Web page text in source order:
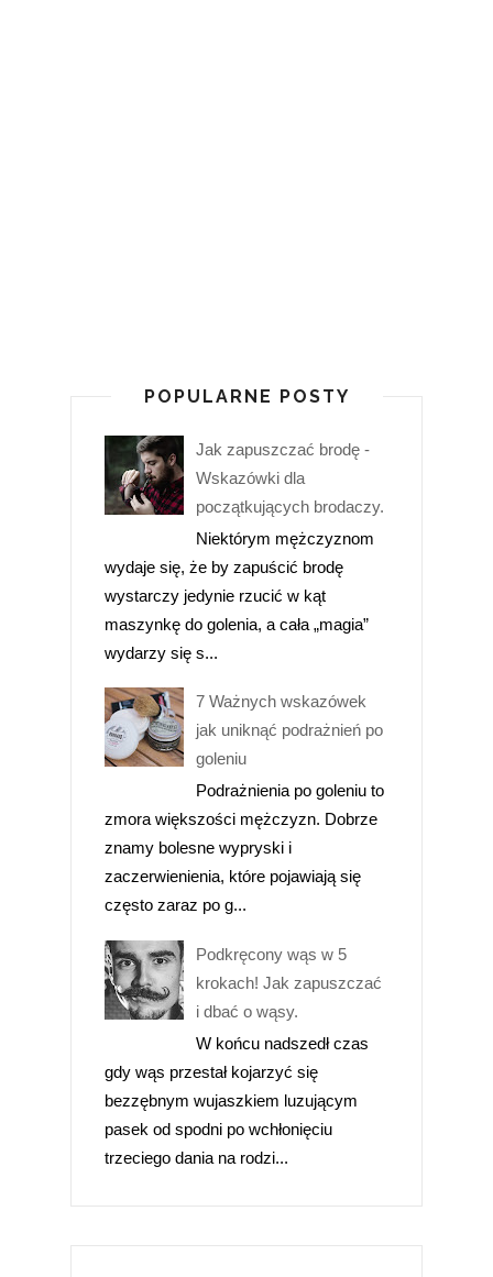
POPULARNE POSTY
Jak zapuszczać brodę -
Wskazówki dla
początkujących brodaczy.
Niektórym mężczyznom
wydaje się, że by zapuścić brodę
wystarczy jedynie rzucić w kąt
maszynkę do golenia, a cała „magia”
wydarzy się s...
7 Ważnych wskazówek
jak uniknąć podrażnień po
goleniu
Podrażnienia po goleniu to
zmora większości mężczyzn. Dobrze
znamy bolesne wypryski i
zaczerwienienia, które pojawiają się
często zaraz po g...
Podkręcony wąs w 5
krokach! Jak zapuszczać
i dbać o wąsy.
W końcu nadszedł czas
gdy wąs przestał kojarzyć się
bezzębnym wujaszkiem luzującym
pasek od spodni po wchłonięciu
trzeciego dania na rodzi...